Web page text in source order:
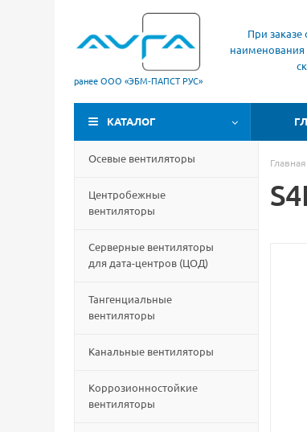
ранее ООО «ЭБМ‑ПАПСТ РУС»
При заказе
наименования
КАТАЛОГ
Осевые вентиляторы
Центробежные
вентиляторы
Серверные вентиляторы
для дата-центров (ЦОД)
Тангенциальные
вентиляторы
Канальные вентиляторы
Коррозионностойкие
вентиляторы
Главная